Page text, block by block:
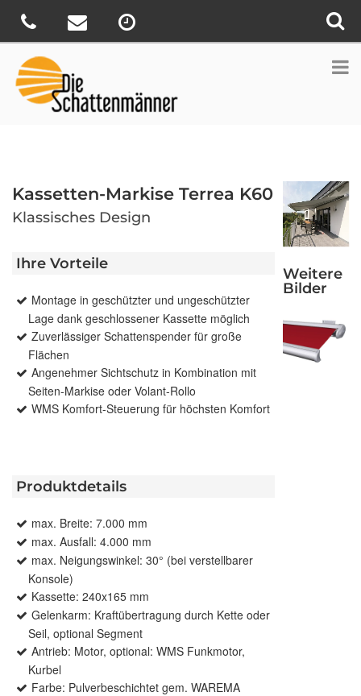
Kassetten-Markise Terrea K60
Klassisches Design
Ihre Vorteile
Montage in geschützter und ungeschützter
Lage dank geschlossener Kassette möglich
Zuverlässiger Schattenspender für große
Flächen
Angenehmer Sichtschutz in Kombination mit
Seiten-Markise oder Volant-Rollo
WMS Komfort-Steuerung für höchsten Komfort
Produktdetails
max. Breite: 7.000 mm
max. Ausfall: 4.000 mm
max. Neigungswinkel: 30° (bei verstellbarer
Konsole)
Kassette: 240x165 mm
Gelenkarm: Kraftübertragung durch Kette oder
Seil, optional Segment
Antrieb: Motor, optional: WMS Funkmotor,
Kurbel
Farbe: Pulverbeschichtet gem. WAREMA
Weitere
Bilder